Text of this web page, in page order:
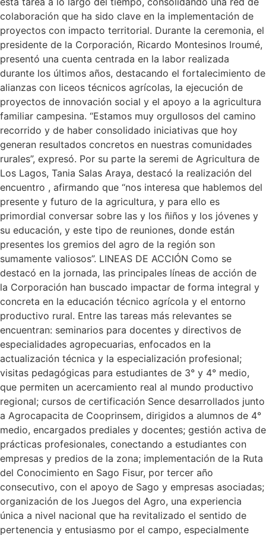
colaboración que ha sido clave en la implementación de
proyectos con impacto territorial. Durante la ceremonia, el
presidente de la Corporación, Ricardo Montesinos Iroumé,
presentó una cuenta centrada en la labor realizada
durante los últimos años, destacando el fortalecimiento de
alianzas con liceos técnicos agrícolas, la ejecución de
proyectos de innovación social y el apoyo a la agricultura
familiar campesina. “Estamos muy orgullosos del camino
recorrido y de haber consolidado iniciativas que hoy
generan resultados concretos en nuestras comunidades
rurales”, expresó. Por su parte la seremi de Agricultura de
Los Lagos, Tania Salas Araya, destacó la realización del
encuentro , afirmando que “nos interesa que hablemos del
presente y futuro de la agricultura, y para ello es
primordial conversar sobre las y los ñiños y los jóvenes y
su educación, y este tipo de reuniones, donde están
presentes los gremios del agro de la región son
sumamente valiosos”. LINEAS DE ACCIÓN Como se
destacó en la jornada, las principales líneas de acción de
la Corporación han buscado impactar de forma integral y
concreta en la educación técnico agrícola y el entorno
productivo rural. Entre las tareas más relevantes se
encuentran: seminarios para docentes y directivos de
especialidades agropecuarias, enfocados en la
actualización técnica y la especialización profesional;
visitas pedagógicas para estudiantes de 3° y 4° medio,
que permiten un acercamiento real al mundo productivo
regional; cursos de certificación Sence desarrollados junto
a Agrocapacita de Cooprinsem, dirigidos a alumnos de 4°
medio, encargados prediales y docentes; gestión activa de
prácticas profesionales, conectando a estudiantes con
empresas y predios de la zona; implementación de la Ruta
del Conocimiento en Sago Fisur, por tercer año
consecutivo, con el apoyo de Sago y empresas asociadas;
organización de los Juegos del Agro, una experiencia
única a nivel nacional que ha revitalizado el sentido de
pertenencia y entusiasmo por el campo, especialmente